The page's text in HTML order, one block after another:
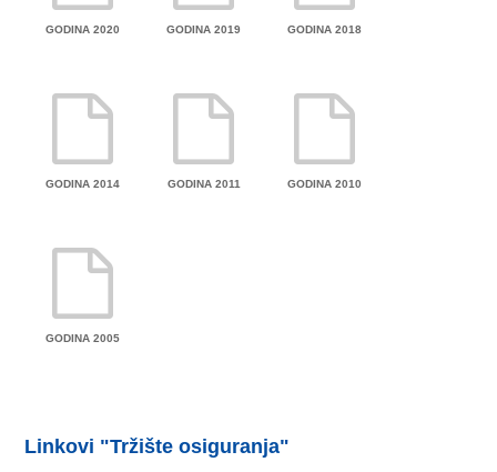
GODINA 2020 GODINA 2019 GODINA 2018
GODINA 2014 GODINA 2011 GODINA 2010
GODINA 2005
Linkovi "Tržište osiguranja"